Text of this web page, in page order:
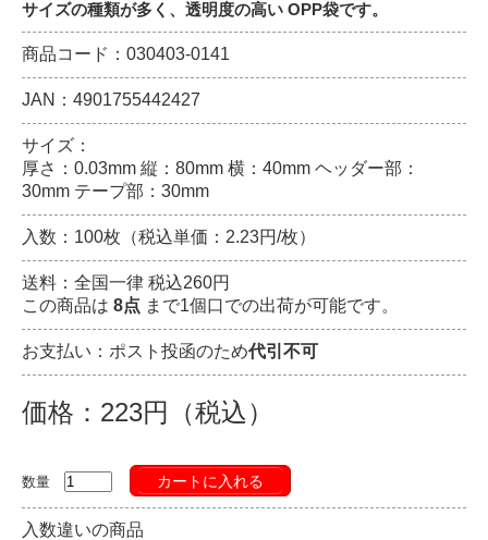
サイズの種類が多く、透明度の高い OPP袋です。
商品コード：030403-0141
JAN：4901755442427
サイズ：
厚さ：0.03mm 縦：80mm 横：40mm ヘッダー部：
30mm テープ部：30mm
入数：100枚（税込単価：2.23円/枚）
送料：全国一律 税込260円
この商品は 8点 まで1個口での出荷が可能です。
お支払い：ポスト投函のため代引不可
価格：223円（税込）
数量 カートに入れる
入数違いの商品